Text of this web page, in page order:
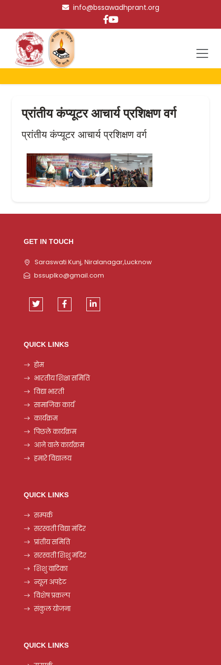
info@bssawadhprant.org
प्रांतीय कंप्यूटर आचार्य प्रशिक्षण वर्ग
प्रांतीय कंप्यूटर आचार्य प्रशिक्षण वर्ग
GET IN TOUCH
Saraswati Kunj, Niralanagar,Lucknow
bssuplko@gmail.com
QUICK LINKS
होम
भारतीय शिक्षा समिति
विद्या भारती
सामाजिक कार्य
कार्यक्रम
पिछले कार्यक्रम
आने वाले कार्यक्रम
हमारे विद्यालय
QUICK LINKS
सम्पर्क
सरस्वती विद्या मंदिर
प्रांतीय समिति
सरस्वती शिशु मंदिर
शिशु वाटिका
न्यूज़ अपडेट
विशेष प्रकल्प
संकुल योजना
QUICK LINKS